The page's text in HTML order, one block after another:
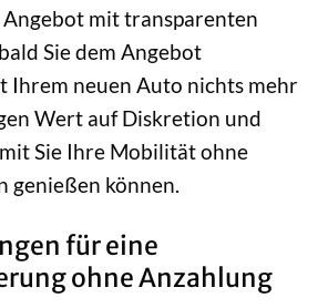
mit transparenten
Sie dem Angebot
Ihrem neuen Auto nichts mehr
Wert auf Diskretion und
Sie Ihre Mobilität ohne
genießen können.
für eine
ohne Anzahlung